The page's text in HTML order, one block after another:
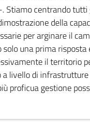
Stiamo centrando
della
per arginare il
una prima
il territorio
a livello di
proficua gestione